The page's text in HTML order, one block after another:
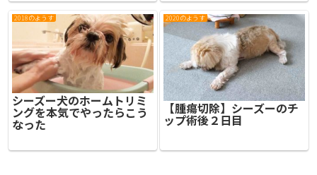
2018のようす
シーズー犬のホームトリミ
ングを本気でやったらこう
なった
2020のようす
【腫瘍切除】シーズーのチ
ップ術後２日目